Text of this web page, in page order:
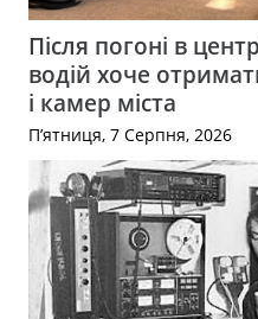
Після погоні в
водій хоче
і камер міста
П’ятниця, 7 Серпня, 2026